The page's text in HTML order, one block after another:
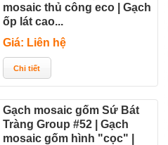
mosaic thủ công eco | Gạch
ốp lát cao...
Giá: Liên hệ
Gạch mosaic gốm Sứ Bát
Tràng Group #52 | Gạch
mosaic gốm hình "cọc" |